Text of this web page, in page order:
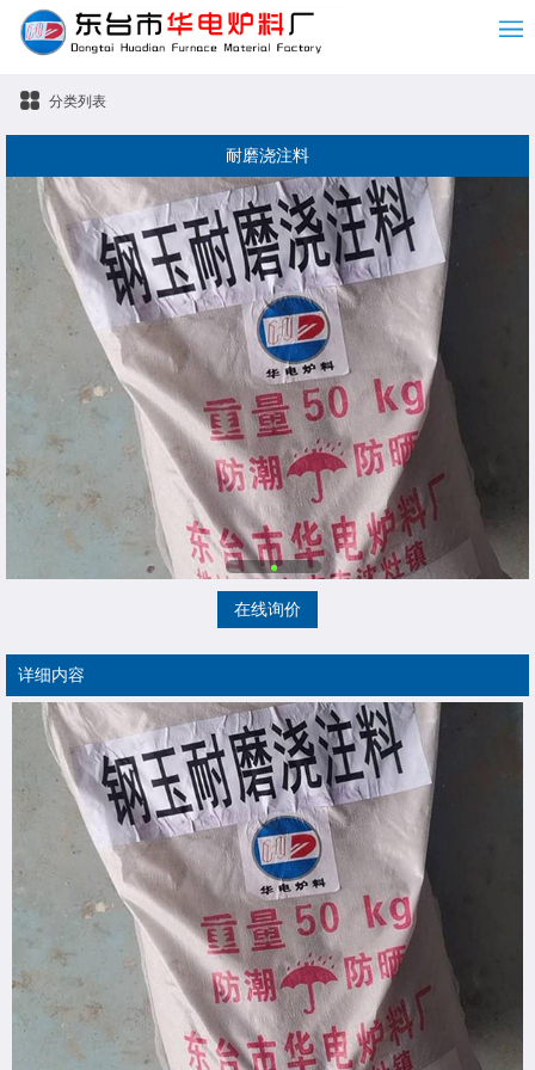
分类列表
耐磨浇注料
在线询价
详细内容